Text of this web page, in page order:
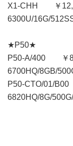
X1-CHH
6300U/16G/
P50-A/400
6700HQ/8GB/
P50-CTO/
6820HQ/8G/